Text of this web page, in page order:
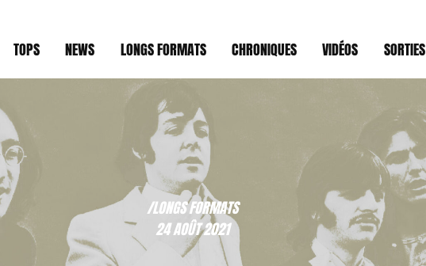
TOPS NEWS LONGS FORMATS CHRONIQUES VIDÉOS SORTIES
/LONGS FORMATS
24 AOÛT 2021